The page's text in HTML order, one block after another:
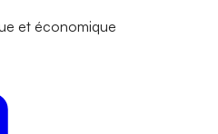
et économique